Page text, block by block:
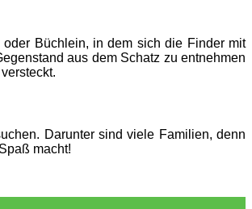
Büchlein, in dem sich die Finder mit
aus dem Schatz zu entnehmen
Darunter sind viele Familien, denn
macht!